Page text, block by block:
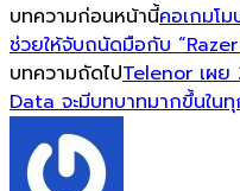
บทความก่อนหน้านี้คอเกมโ
ช่วยให้จับถนัดมือกับ
บทความถัดไปTelenor เผย
Data จะมีบทบาทมากขึ้นใน